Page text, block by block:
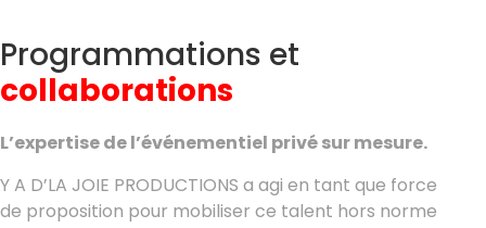
Programmations et
collaborations
L’expertise de l’événementiel privé sur mesure.
Y A D’LA JOIE PRODUCTIONS a agi en tant que force
de proposition pour mobiliser ce talent hors norme